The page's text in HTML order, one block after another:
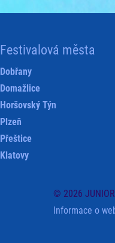
Festivalová města
Dobřany
Domažlice
Horšovský Týn
Plzeň
Přeštice
Klatovy
© 2026
Informace o